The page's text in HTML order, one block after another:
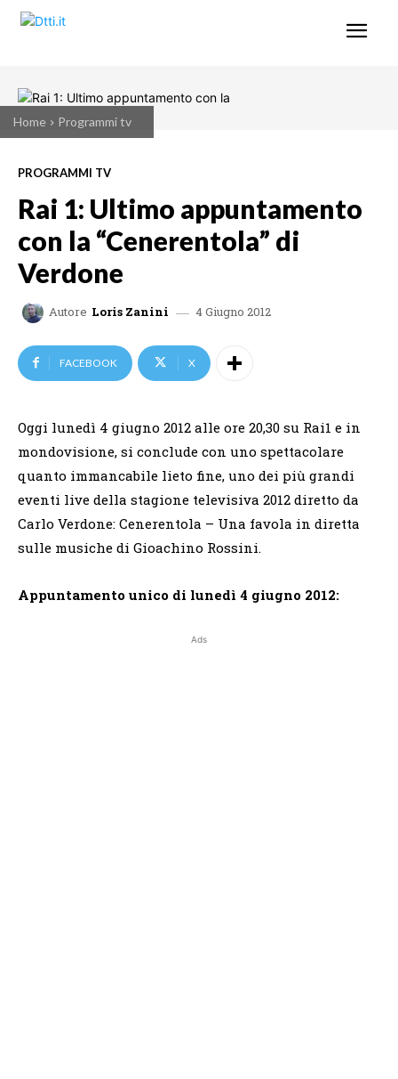
Home Programmi tv
PROGRAMMI TV
Rai 1: Ultimo appuntamento
con la “Cenerentola” di
Verdone
Autore Loris Zanini 4 Giugno 2012
FACEBOOK X
Oggi lunedì 4 giugno 2012 alle ore 20,30 su Rai1 e in
mondovisione, si conclude con uno spettacolare
quanto immancabile lieto fine, uno dei più grandi
eventi live della stagione televisiva 2012 diretto da
Carlo Verdone: Cenerentola – Una favola in diretta
sulle musiche di Gioachino Rossini.
Appuntamento unico di lunedì 4 giugno 2012:
Ads